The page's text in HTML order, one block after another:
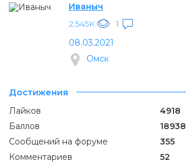
Иваныч
2.545K
1
08.03.2021
Омск
Достижения
Лайков
4918
Баллов
18938
Сообщений на форуме
355
Комментариев
52